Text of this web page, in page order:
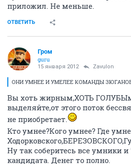
приложил. Не меньше.
ОТВЕТИТЬ
Гром
guru
15 января 2012 Zavulon
ОНИ УМНЕЕ И УМЕЛЕЕ КОМАНДЫ
Вы хоть жирным,ХОТЬ ГОЛУБЫм
выделяйте,от этого поток
не приобретает.
Кто умнее?Кого умнее? Где
Ну так соберитесь все умники и
кандидата. Денег то полно.